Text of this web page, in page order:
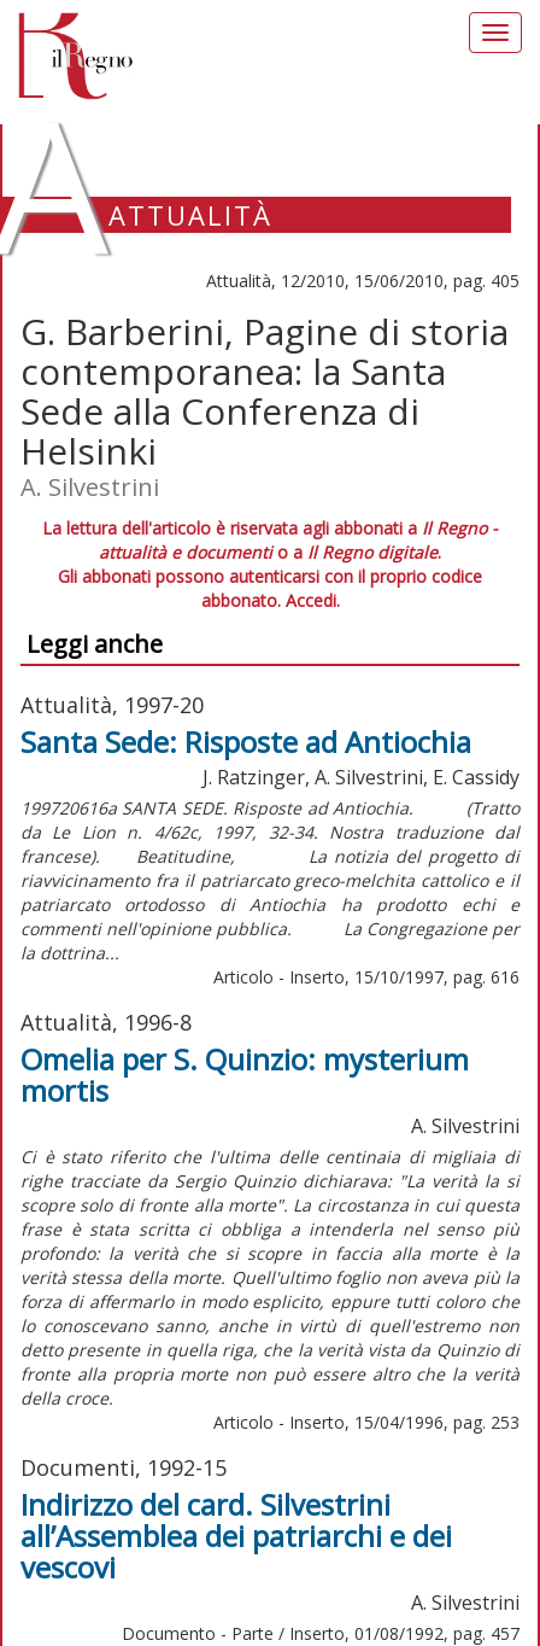
ATTUALITÀ
Attualità, 12/2010, 15/06/2010, pag. 405
G. Barberini, Pagine di storia
contemporanea: la Santa
Sede alla Conferenza di
Helsinki
A. Silvestrini
La lettura dell'articolo è riservata agli abbonati a Il Regno -
attualità e documentio a Il Regno digitale.
Gli abbonati possono autenticarsi con il proprio codice
abbonato. Accedi.
Leggi anche
Attualità, 1997-20
Santa Sede: Risposte ad Antiochia
J. Ratzinger, A. Silvestrini, E. Cassidy
199720616a SANTA SEDE. Risposte ad Antiochia. (Tratto
da Le Lion n. 4/62c, 1997, 32-34. Nostra traduzione dal
francese). Beatitudine, La notizia del progetto di
riavvicinamento fra il patriarcato greco-melchita cattolico e il
patriarcato ortodosso di Antiochia ha prodotto echi e
commenti nell'opinione pubblica. La Congregazione per
la dottrina...
Articolo - Inserto, 15/10/1997, pag. 616
Attualità, 1996-8
Omelia per S. Quinzio: mysterium
mortis
A. Silvestrini
Ci è stato riferito che l'ultima delle centinaia di migliaia di
righe tracciate da Sergio Quinzio dichiarava: "La verità la si
scopre solo di fronte alla morte". La circostanza in cui questa
frase è stata scritta ci obbliga a intenderla nel senso più
profondo: la verità che si scopre in faccia alla morte è la
verità stessa della morte. Quell'ultimo foglio non aveva più la
forza di affermarlo in modo esplicito, eppure tutti coloro che
lo conoscevano sanno, anche in virtù di quell'estremo non
detto presente in quella riga, che la verità vista da Quinzio di
fronte alla propria morte non può essere altro che la verità
della croce.
Articolo - Inserto, 15/04/1996, pag. 253
Documenti, 1992-15
Indirizzo del card. Silvestrini
all’Assemblea dei patriarchi e dei
vescovi
A. Silvestrini
Documento - Parte / Inserto, 01/08/1992, pag. 457